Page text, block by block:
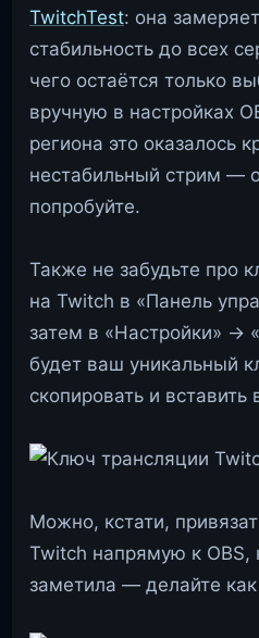
TwitchTest: она
стабильность до всех
чего остаётся только
вручную в настройках
региона это оказалось
нестабильный стрим —
попробуйте.
Также не забудьте про
на Twitch в «Панель
затем в «Настройки» →
будет ваш уникальный
скопировать и вставить
Можно, кстати,
Twitch напрямую к OBS,
заметила — делайте